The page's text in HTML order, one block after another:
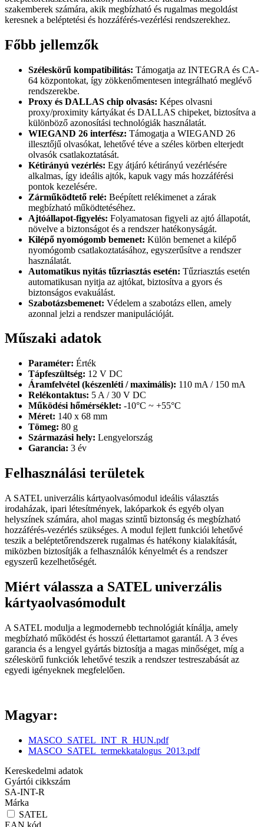
szakemberek számára, akik megbízható és rugalmas megoldást
keresnek a beléptetési és hozzáférés-vezérlési rendszerekhez.
Főbb jellemzők
Széleskörű kompatibilitás: Támogatja az INTEGRA és CA-
64 központokat, így zökkenőmentesen integrálható meglévő
rendszerekbe.
Proxy és DALLAS chip olvasás: Képes olvasni
proxy/proximity kártyákat és DALLAS chipeket, biztosítva a
különböző azonosítási technológiák használatát.
WIEGAND 26 interfész: Támogatja a WIEGAND 26
illesztőjű olvasókat, lehetővé téve a széles körben elterjedt
olvasók csatlakoztatását.
Kétirányú vezérlés: Egy átjáró kétirányú vezérlésére
alkalmas, így ideális ajtók, kapuk vagy más hozzáférési
pontok kezelésére.
Zárműködtető relé: Beépített relékimenet a zárak
megbízható működtetéséhez.
Ajtóállapot-figyelés: Folyamatosan figyeli az ajtó állapotát,
növelve a biztonságot és a rendszer hatékonyságát.
Kilépő nyomógomb bemenet: Külön bemenet a kilépő
nyomógomb csatlakoztatásához, egyszerűsítve a rendszer
használatát.
Automatikus nyitás tűzriasztás esetén: Tűzriasztás esetén
automatikusan nyitja az ajtókat, biztosítva a gyors és
biztonságos evakuálást.
Szabotázsbemenet: Védelem a szabotázs ellen, amely
azonnal jelzi a rendszer manipulációját.
Műszaki adatok
Paraméter: Érték
Tápfeszültség: 12 V DC
Áramfelvétel (készenléti / maximális): 110 mA / 150 mA
Relékontaktus: 5 A / 30 V DC
Működési hőmérséklet: -10°C ~ +55°C
Méret: 140 x 68 mm
Tömeg: 80 g
Származási hely: Lengyelország
Garancia: 3 év
Felhasználási területek
A SATEL univerzális kártyaolvasómodul ideális választás
irodaházak, ipari létesítmények, lakóparkok és egyéb olyan
helyszínek számára, ahol magas szintű biztonság és megbízható
hozzáférés-vezérlés szükséges. A modul fejlett funkciói lehetővé
teszik a beléptetőrendszerek rugalmas és hatékony kialakítását,
miközben biztosítják a felhasználók kényelmét és a rendszer
egyszerű kezelhetőségét.
Miért válassza a SATEL univerzális
kártyaolvasómodult
A SATEL modulja a legmodernebb technológiát kínálja, amely
megbízható működést és hosszú élettartamot garantál. A 3 éves
garancia és a lengyel gyártás biztosítja a magas minőséget, míg a
széleskörű funkciók lehetővé teszik a rendszer testreszabását az
egyedi igényeknek megfelelően.
Magyar:
MASCO_SATEL_INT_R_HUN.pdf
MASCO_SATEL_termekkatalogus_2013.pdf
Kereskedelmi adatok
Gyártói cikkszám
SA-INT-R
Márka
SATEL
EAN kód